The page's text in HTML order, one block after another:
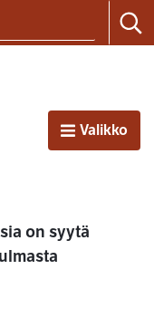
AvaaValikko
on syytä